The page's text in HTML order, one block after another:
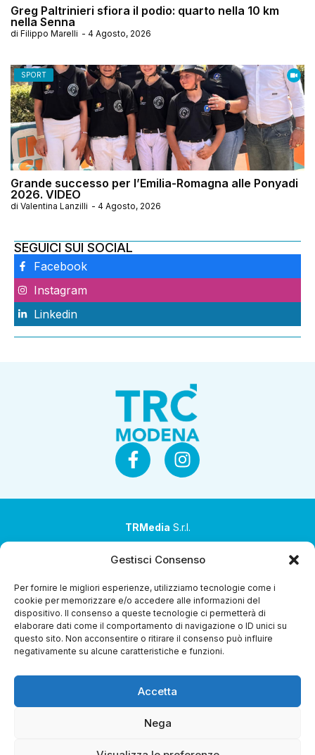
Gestisci Consenso
Per fornire le migliori esperienze, utilizziamo tecnologie come i
cookie per memorizzare e/o accedere alle informazioni del
dispositivo. Il consenso a queste tecnologie ci permetterà di
elaborare dati come il comportamento di navigazione o ID unici su
questo sito. Non acconsentire o ritirare il consenso può influire
negativamente su alcune caratteristiche e funzioni.
Accetta
Nega
Greg Paltrinieri sfiora il podio: quarto nella 10 km
nella Senna
di Filippo Marelli - 4 Agosto, 2026
SPORT
Grande successo per l’Emilia-Romagna alle Ponyadi
2026. VIDEO
di Valentina Lanzilli - 4 Agosto, 2026
SEGUICI SUI SOCIAL
Facebook
Instagram
Linkedin
TRMedia S.r.l.
coordinamento da parte di Coop Alleanza 3.0 Soc. Coop.
Sede legale: via Ragazzi del ’99 nr. 51 42124 Reggio Emilia
(RE)
P.Iva 00651840365
Home i Programmi Diretta Streaming Guida TV
Chi
Gerenza